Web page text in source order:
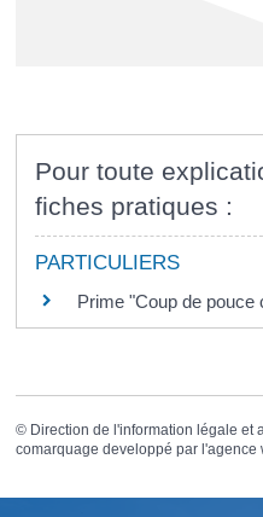
Pour toute
fiches pratiques :
PARTICULIERS
Prime "Coup de pouce
© Direction de l'information légale et
comarquage developpé par l'agence